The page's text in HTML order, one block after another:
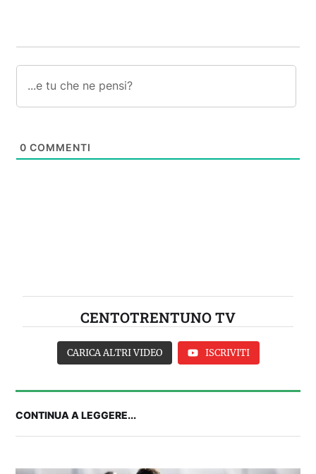
0 COMMENTI
CENTOTRENTUNO TV
CARICA ALTRI VIDEO ISCRIVITI
CONTINUA A LEGGERE...